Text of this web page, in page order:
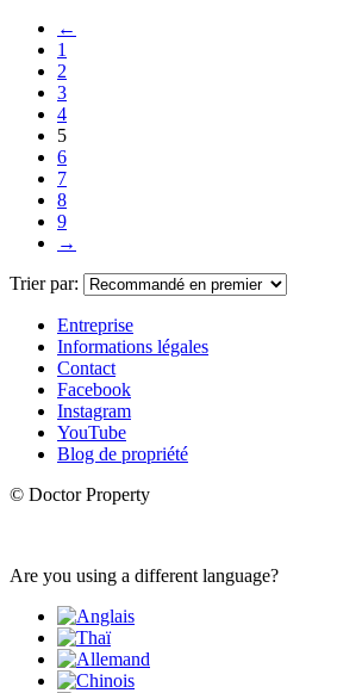
←
1
2
3
4
5
6
7
8
9
→
Trier par:
Entreprise
Informations légales
Contact
Facebook
Instagram
YouTube
Blog de propriété
© Doctor Property
Are you using a different language?